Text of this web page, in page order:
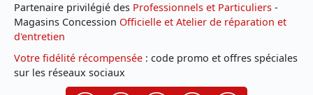
Partenaire privilégié des Professionnels et Particuliers -
Magasins Concession Officielle et Atelier de réparation et
d'entretien
Votre fidélité récompensée : code promo et offres spéciales
sur les réseaux sociaux